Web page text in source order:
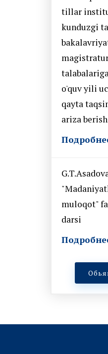
tillar
kunduzgi
o'quv yili
qayta
ariza
muloqot"
darsi